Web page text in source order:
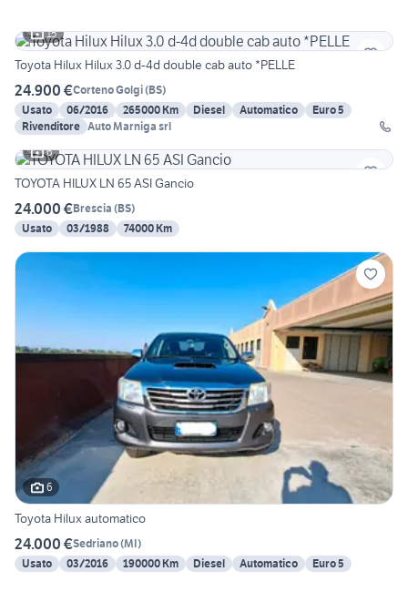
15
Toyota Hilux Hilux 3.0 d-4d double cab auto *PELLE
24.900 €Corteno Golgi(BS)
Usato
06/2016 265000 Km Diesel Automatico
Euro 5
Rivenditore Auto Marniga srl
6
TOYOTA HILUX LN 65 ASI Gancio
24.000 €Brescia (BS)
Usato
03/1988 74000 Km
6
Toyota Hilux automatico
24.000 €Sedriano(MI)
Usato
03/2016 190000 Km Diesel Automatico Euro 5